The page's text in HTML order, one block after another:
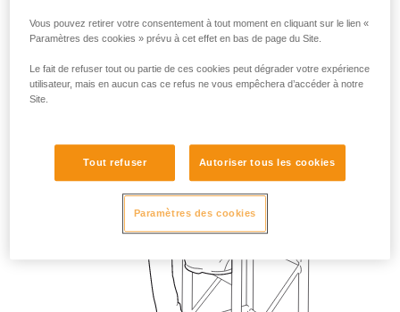
Vous pouvez retirer votre consentement à tout moment en cliquant sur le lien «
Paramètres des cookies » prévu à cet effet en bas de page du Site.
Le fait de refuser tout ou partie de ces cookies peut dégrader votre expérience
utilisateur, mais en aucun cas ce refus ne vous empêchera d’accéder à notre
Site.
Tout refuser Autoriser tous les cookies
Paramètres des cookies